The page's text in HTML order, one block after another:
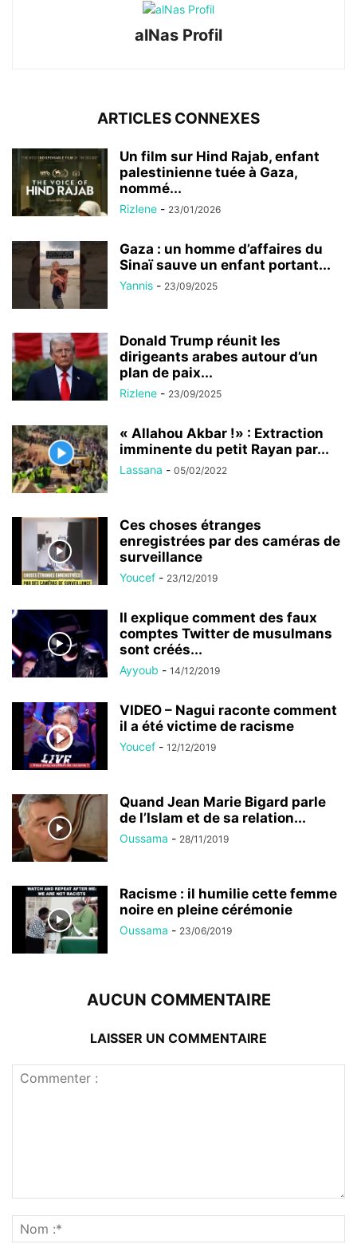
alNas Profil
ARTICLES CONNEXES
Un film sur Hind Rajab, enfant
palestinienne tuée à Gaza,
nommé...
Rizlene - 23/01/2026
Gaza : un homme d’affaires du
Sinaï sauve un enfant portant...
Yannis - 23/09/2025
Donald Trump réunit les
dirigeants arabes autour d’un
plan de paix...
Rizlene - 23/09/2025
« Allahou Akbar !» : Extraction
imminente du petit Rayan par...
Lassana - 05/02/2022
Ces choses étranges
enregistrées par des caméras de
surveillance
Youcef - 23/12/2019
Il explique comment des faux
comptes Twitter de musulmans
sont créés...
Ayyoub - 14/12/2019
VIDEO – Nagui raconte comment
il a été victime de racisme
Youcef - 12/12/2019
Quand Jean Marie Bigard parle
de l’Islam et de sa relation...
Oussama - 28/11/2019
Racisme : il humilie cette femme
noire en pleine cérémonie
Oussama - 23/06/2019
AUCUN COMMENTAIRE
LAISSER UN COMMENTAIRE